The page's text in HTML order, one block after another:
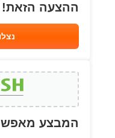
ההצעה הזאת!
המבצע